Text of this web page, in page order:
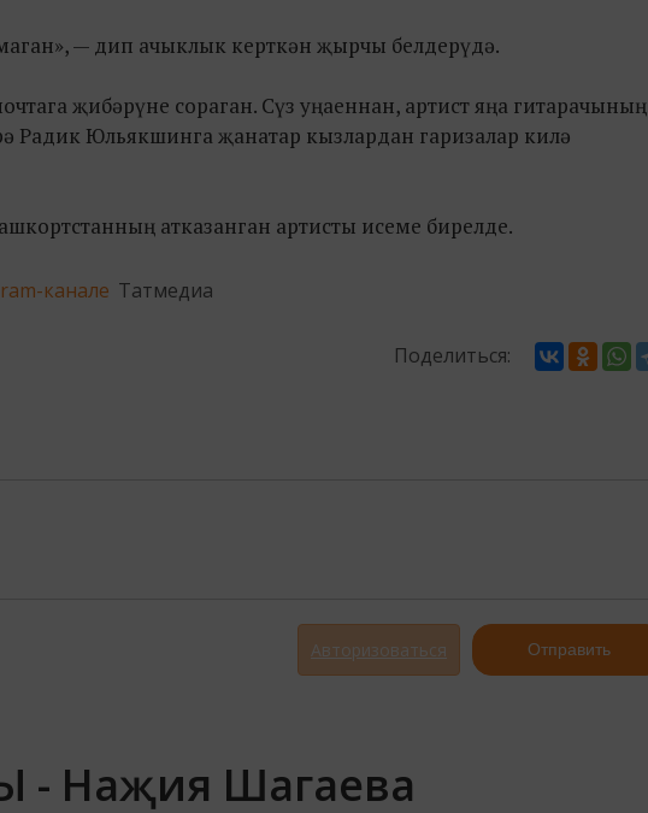
— дип ачыклык керткән җырчы белдерүдә.
җибәрүне сораган. Сүз уңаеннан, артист яңа гитарачының
Радик Юльякшинга җанатар кызлардан гаризалар килә
атказанган артисты исеме бирелде.
канале Татмедиа
Поделиться:
Авторизоваться Отправить
- Наҗия Шагаева